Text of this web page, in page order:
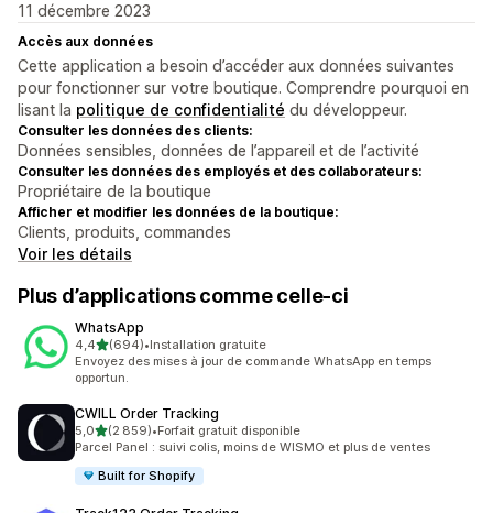
11 décembre 2023
Accès aux données
Cette application a besoin d’accéder aux données suivantes
pour fonctionner sur votre boutique. Comprendre pourquoi en
lisant la politique de confidentialité du développeur.
Consulter les données des clients:
Données sensibles, données de l’appareil et de l’activité
Consulter les données des employés et des collaborateurs:
Propriétaire de la boutique
Afficher et modifier les données de la boutique:
Clients, produits, commandes
Voir les détails
Plus d’applications comme celle-ci
WhatsApp
4,4étoile(s) sur 5
(694)
694 avis au total
•Installation gratuite
Envoyez des mises à jour de commande WhatsApp en temps
opportun.
CWILL Order Tracking
5,0étoile(s) sur 5
(2 859)
2859 avis au total
•Forfait gratuit disponible
Parcel Panel : suivi colis, moins de WISMO et plus de ventes
Built for Shopify